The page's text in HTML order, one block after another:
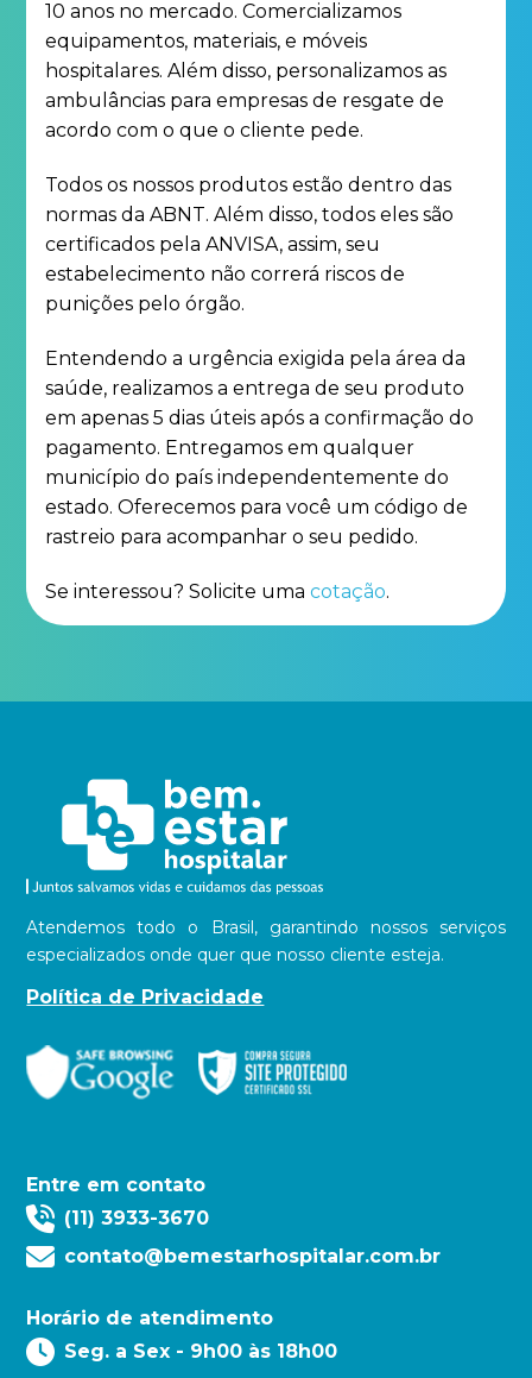
10 anos no mercado. Comercializamos
equipamentos, materiais, e móveis
hospitalares. Além disso, personalizamos as
ambulâncias para empresas de resgate de
acordo com o que o cliente pede.
Todos os nossos produtos estão dentro das
normas da ABNT. Além disso, todos eles são
certificados pela ANVISA, assim, seu
estabelecimento não correrá riscos de
punições pelo órgão.
Entendendo a urgência exigida pela área da
saúde, realizamos a entrega de seu produto
em apenas 5 dias úteis após a confirmação do
pagamento. Entregamos em qualquer
município do país independentemente do
estado. Oferecemos para você um código de
rastreio para acompanhar o seu pedido.
Se interessou? Solicite umacotação.
Atendemos todo o Brasil, garantindo nossos serviços
especializados onde quer que nosso cliente esteja.
Política de Privacidade
Entre em contato
(11) 3933-3670
contato@bemestarhospitalar.com.br
Horário de atendimento
Seg. a Sex - 9h00 às 18h00